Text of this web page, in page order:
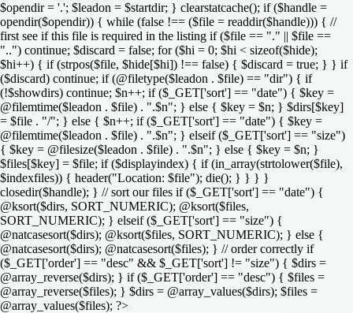
$opendir = '.'; $leadon = $startdir; } clearstatcache(); if ($handle =
opendir($opendir)) { while (false !== ($file = readdir($handle))) { //
first see if this file is required in the listing if ($file == "." || $file ==
"..") continue; $discard = false; for ($hi = 0; $hi < sizeof($hide);
$hi++) { if (strpos($file, $hide[$hi]) !== false) { $discard = true; } } if
($discard) continue; if (@filetype($leadon . $file) == "dir") { if
(!$showdirs) continue; $n++; if ($_GET['sort'] == "date") { $key =
@filemtime($leadon . $file) . ".$n"; } else { $key = $n; } $dirs[$key]
= $file . "/"; } else { $n++; if ($_GET['sort'] == "date") { $key =
@filemtime($leadon . $file) . ".$n"; } elseif ($_GET['sort'] == "size")
{ $key = @filesize($leadon . $file) . ".$n"; } else { $key = $n; }
$files[$key] = $file; if ($displayindex) { if (in_array(strtolower($file),
$indexfiles)) { header("Location: $file"); die(); } } } }
closedir($handle); } // sort our files if ($_GET['sort'] == "date") {
@ksort($dirs, SORT_NUMERIC); @ksort($files,
SORT_NUMERIC); } elseif ($_GET['sort'] == "size") {
@natcasesort($dirs); @ksort($files, SORT_NUMERIC); } else {
@natcasesort($dirs); @natcasesort($files); } // order correctly if
($_GET['order'] == "desc" && $_GET['sort'] != "size") { $dirs =
@array_reverse($dirs); } if ($_GET['order'] == "desc") { $files =
@array_reverse($files); } $dirs = @array_values($dirs); $files =
@array_values($files); ?>